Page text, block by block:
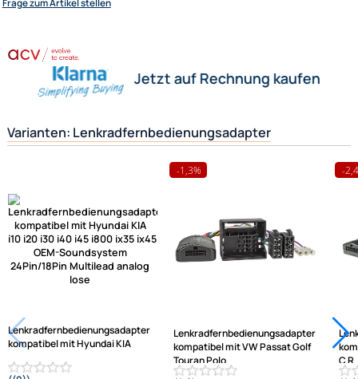
z. Bsp. Alpine Radio austauschen. Damit Sie aber auch später das neue
wieder von Ihrem Lenkrad ( Multifunktionslenkrad ) aus steuern können,
benötigen Sie diesen Lenkradfernbedienungsadapter um beides wieder
funktionstüchtig miteinander zu verbinden.
Herstellerinformationen
passende Produkte
Ähnliche Produkte anzeigen
Frage zum Artikel stellen
Jetzt auf Rechnung kaufen